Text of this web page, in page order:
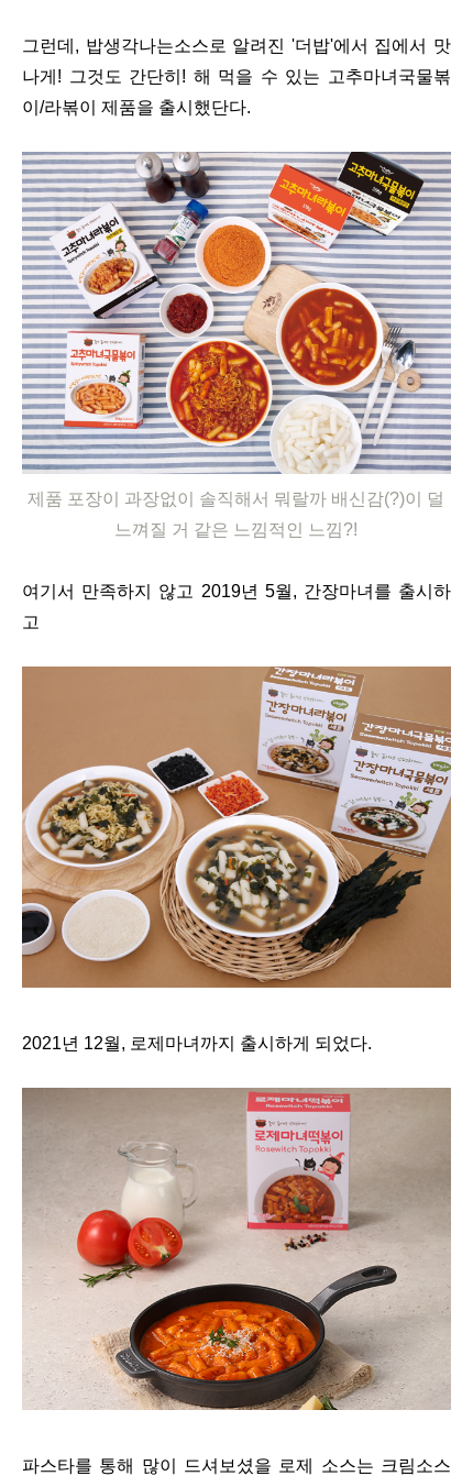
그런데, 밥생각나는소스로 알려진 '더밥'에서 집에서 맛
나게! 그것도 간단히! 해 먹을 수 있는 고추마녀국물볶
이/라볶이 제품을 출시했단다.
제품 포장이 과장없이 솔직해서 뭐랄까 배신감(?)이 덜
느껴질 거 같은 느낌적인 느낌?!
여기서 만족하지 않고 2019년 5월, 간장마녀를 출시하
고
2021년 12월, 로제마녀까지 출시하게 되었다.
파스타를 통해 많이 드셔보셨을 로제 소스는 크림소스